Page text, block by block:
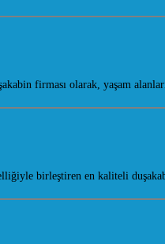
firması olarak, yaşam
birleştiren en kaliteli